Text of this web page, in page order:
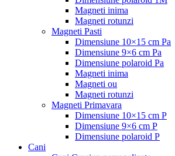
Magneti inima
Magneti rotunzi
Magneti Pasti
Dimensiune 10×15 cm Pa
Dimensiune 9×6 cm Pa
Dimensiune polaroid Pa
Magneti inima
Magneti ou
Magneti rotunzi
Magneti Primavara
Dimensiune 10×15 cm P
Dimensiune 9×6 cm P
Dimensiune polaroid P
Cani